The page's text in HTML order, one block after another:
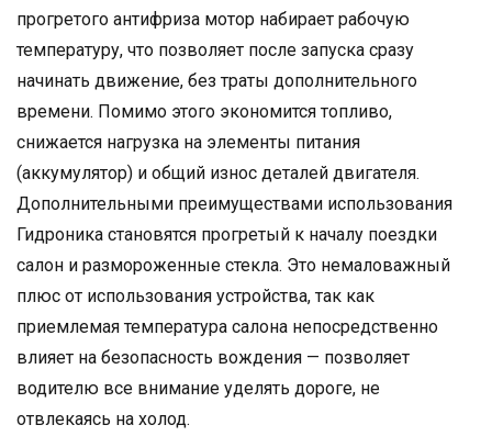
прогретого антифриза мотор набирает рабочую
температуру, что позволяет после запуска сразу
начинать движение, без траты дополнительного
времени. Помимо этого экономится топливо,
снижается нагрузка на элементы питания
(аккумулятор) и общий износ деталей двигателя.
Дополнительными преимуществами использования
Гидроника становятся прогретый к началу поездки
салон и размороженные стекла. Это немаловажный
плюс от использования устройства, так как
приемлемая температура салона непосредственно
влияет на безопасность вождения — позволяет
водителю все внимание уделять дороге, не
отвлекаясь на холод.